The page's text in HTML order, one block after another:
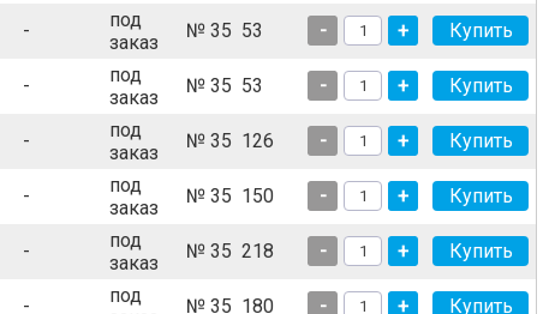
-
под
заказ
№ 35 53 - +
-
под
заказ
№ 35 53 - +
-
под
заказ
№ 35 126 - +
-
под
заказ
№ 35 150 - +
-
под
заказ
№ 35 218 - +
-
под
№ 35 180 - +